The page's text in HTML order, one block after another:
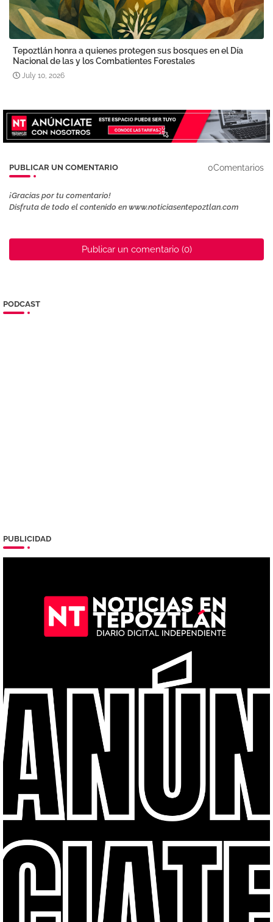
Tepoztlán honra a quienes protegen sus bosques en el Día
Nacional de las y los Combatientes Forestales
July 10, 2026
PUBLICAR UN COMENTARIO 0Comentarios
¡Gracias por tu comentario!
Disfruta de todo el contenido en www.noticiasentepoztlan.com
Publicar un comentario (0)
PODCAST
PUBLICIDAD